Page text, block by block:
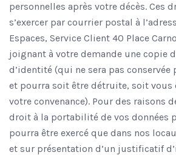
personnelles après votre décès. Ces
s’exercer par courrier postal à
Espaces, Service Client 40 Place
joignant à votre demande une copie
d’identité (qui ne sera pas conservée
et pourra soit être détruite, soit vous
votre convenance). Pour des raisons
droit à la portabilité de vos données
pourra être exercé que dans nos
et sur présentation d’un justificatif